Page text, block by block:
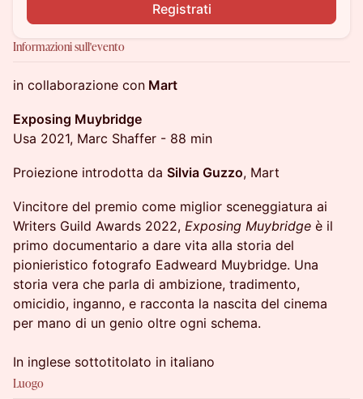
Registrati
Informazioni sull'evento
in collaborazione con Mart
Exposing Muybridge
Usa 2021, Marc Shaffer - 88 min
Proiezione introdotta da Silvia Guzzo, Mart
Vincitore del premio come miglior sceneggiatura ai
Writers Guild Awards 2022, Exposing Muybridge è il
primo documentario a dare vita alla storia del
pionieristico fotografo Eadweard Muybridge. Una
storia vera che parla di ambizione, tradimento,
omicidio, inganno, e racconta la nascita del cinema
per mano di un genio oltre ogni schema.
In inglese sottotitolato in italiano
Luogo